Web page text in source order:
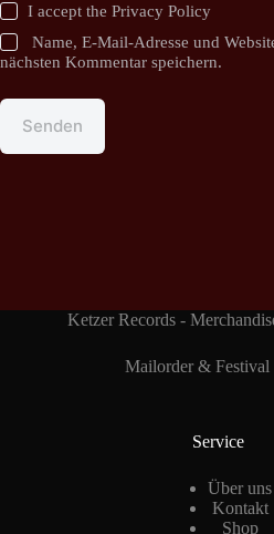
I accept thePrivacy Policy
Name, E-Mail-Adresse und
nächsten Kommentar speichern.
Senden
Ketzer Records -
Mailorder & Festival
Service
Über uns
Kontakt
Shop